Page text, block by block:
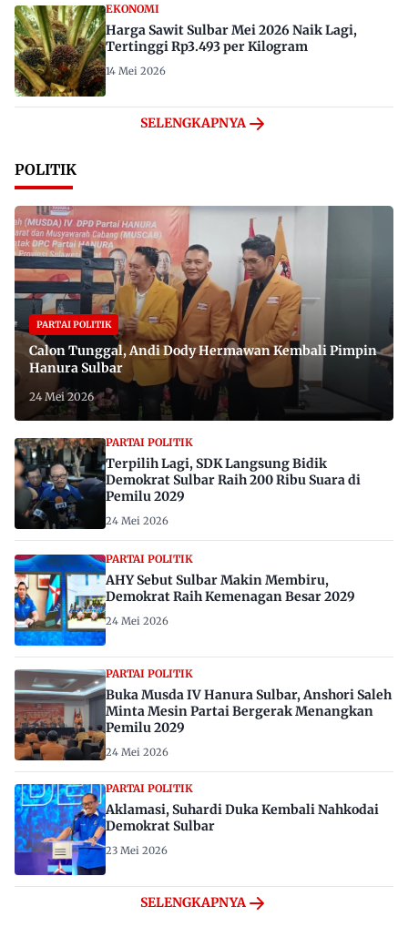
EKONOMI
Harga Sawit Sulbar Mei 2026 Naik Lagi,
Tertinggi Rp3.493 per Kilogram
14 Mei 2026
SELENGKAPNYA
POLITIK
PARTAI POLITIK
Calon Tunggal, Andi Dody Hermawan Kembali Pimpin
Hanura Sulbar
24 Mei 2026
PARTAI POLITIK
Terpilih Lagi, SDK Langsung Bidik
Demokrat Sulbar Raih 200 Ribu Suara di
Pemilu 2029
24 Mei 2026
PARTAI POLITIK
AHY Sebut Sulbar Makin Membiru,
Demokrat Raih Kemenagan Besar 2029
24 Mei 2026
PARTAI POLITIK
Buka Musda IV Hanura Sulbar, Anshori Saleh
Minta Mesin Partai Bergerak Menangkan
Pemilu 2029
24 Mei 2026
PARTAI POLITIK
Aklamasi, Suhardi Duka Kembali Nahkodai
Demokrat Sulbar
23 Mei 2026
SELENGKAPNYA